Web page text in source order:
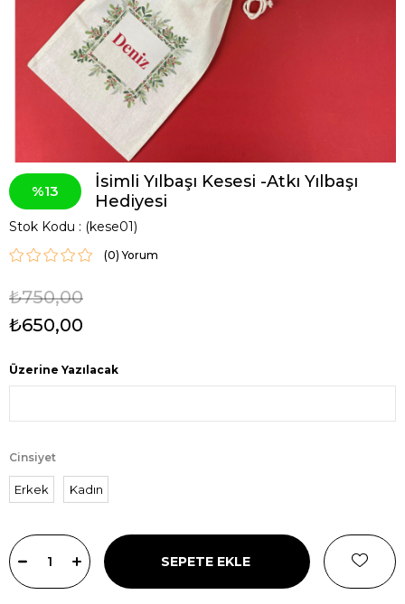
13
İsimli Yılbaşı Kesesi -Atkı Yılbaşı
Hediyesi
Stok Kodu (kese01)
(0)
₺750,00
₺650,00
Üzerine Yazılacak
Cinsiyet
Erkek Kadın